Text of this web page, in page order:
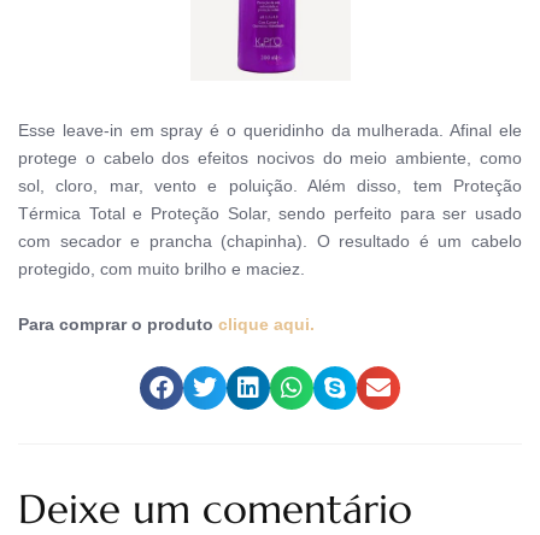
Esse leave-in em spray é o queridinho da mulherada. Afinal ele
protege o cabelo dos efeitos nocivos do meio ambiente, como
sol, cloro, mar, vento e poluição. Além disso, tem Proteção
Térmica Total e Proteção Solar, sendo perfeito para ser usado
com secador e prancha (chapinha). O resultado é um cabelo
protegido, com muito brilho e maciez.
Para comprar o produto clique aqui.
Deixe um comentário